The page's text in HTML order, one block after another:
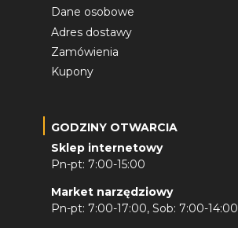
Dane osobowe
Adres dostawy
Zamówienia
Kupony
GODZINY OTWARCIA
Sklep internetowy
Pn-pt: 7:00-15:00
Market narzędziowy
Pn-pt: 7:00-17:00, Sob: 7:00-14:00